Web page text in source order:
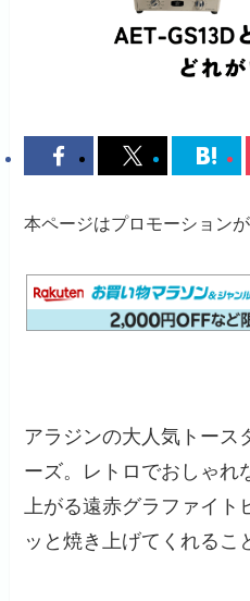
本ページはプロモーション
アラジンの大人気トース
ーズ。レトロでおしゃれ
上がる遠赤グラファイ
ッと焼き上げてくれるこ